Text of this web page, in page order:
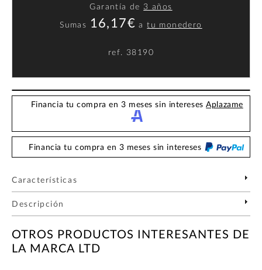
Garantía de 3 años
Sumas 16,17€ atu monedero
ref. 38190
Financia tu compra en 3 meses sin interesesAplazame
Financia tu compra en 3 meses sin intereses
Características
Descripción
OTROS PRODUCTOS INTERESANTES DE
LA MARCA LTD